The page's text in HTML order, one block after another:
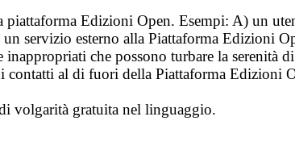
Edizioni Open. Esempi: A) un
servizio esterno alla Piattaforma Edizioni
che possono turbare la
al di fuori della Piattaforma Edizioni
volgarità gratuita nel linguaggio.